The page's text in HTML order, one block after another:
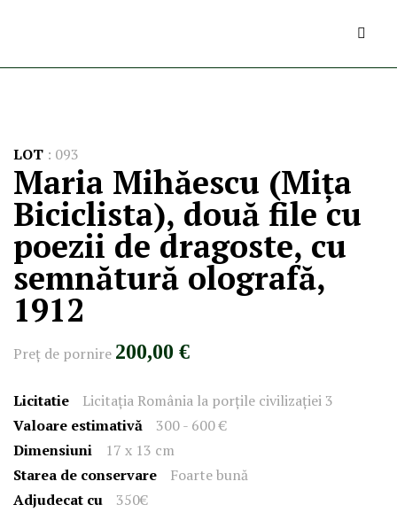
LOT : 093
Maria Mihăescu (Mița
Biciclista), două file cu
poezii de dragoste, cu
semnătură olografă,
1912
Preţ de pornire 200,00 €
Licitatie
Licitația România la porțile civilizației 3
Valoare estimativă
300 - 600 €
Dimensiuni
17 x 13 cm
Starea de conservare
Foarte bună
Adjudecat cu
350€